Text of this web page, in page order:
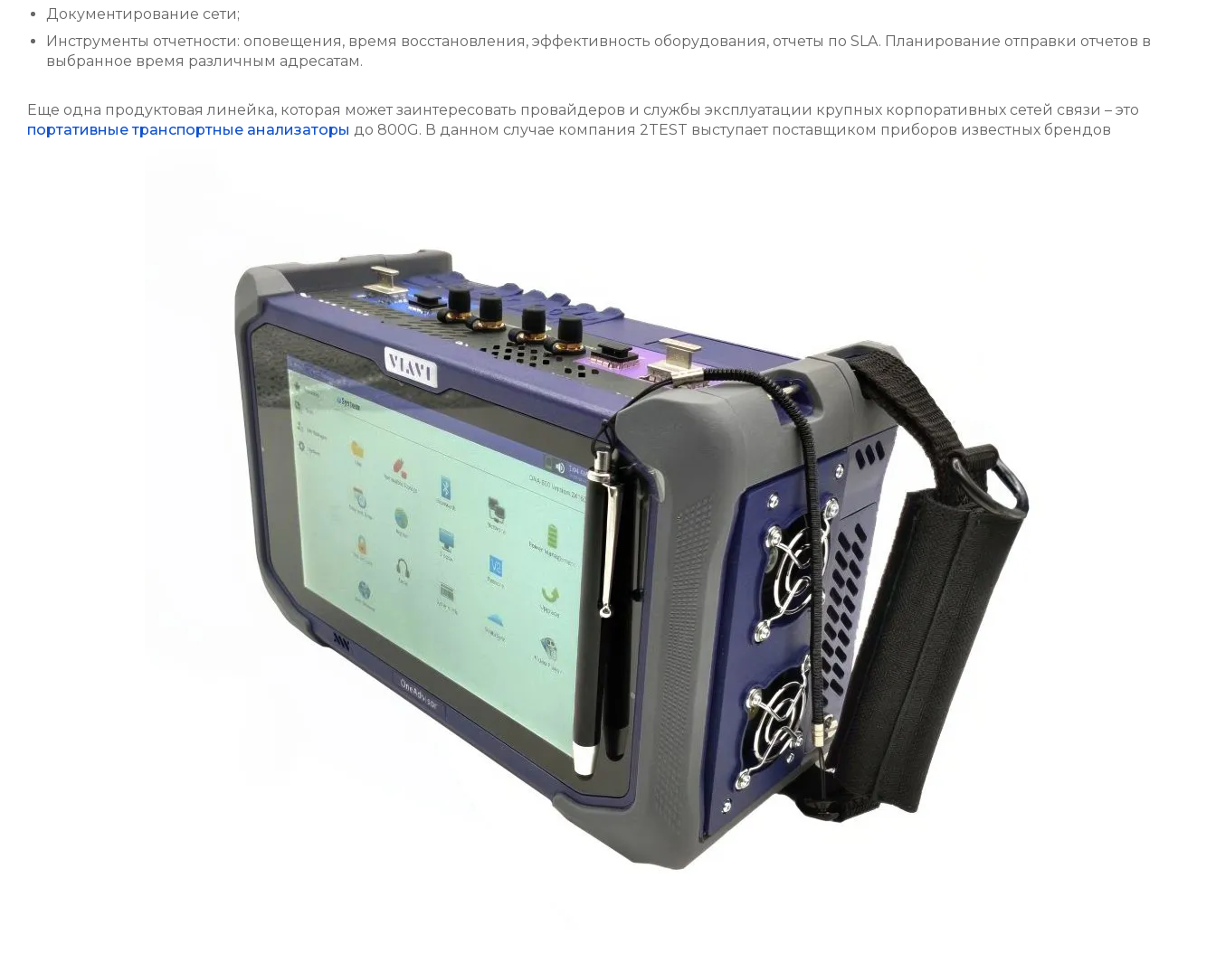
Документирование сети;
Инструменты отчетности: оповещения, время восстановления, эффективность оборудования, отчеты по SLA. Планирование отправки отчетов в
выбранное время различным адресатам.
Еще одна продуктовая линейка, которая может заинтересовать провайдеров и службы эксплуатации крупных корпоративных сетей связи – это
портативные транспортные анализаторы до 800G. В данном случае компания 2TEST выступает поставщиком приборов известных брендов